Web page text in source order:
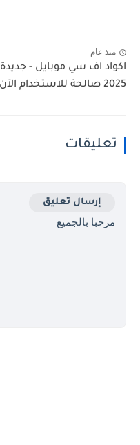
منذ عام
اكواد اف سي موبايل - جديدة
2025 صالحة للاستخدام الآن
تعليقات
إرسال تعليق
مرحبا بالجميع